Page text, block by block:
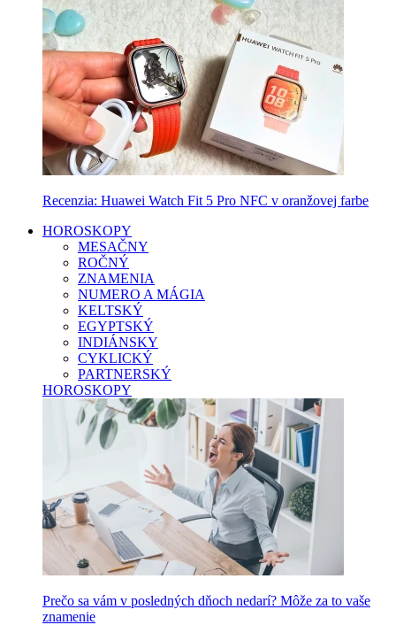
Recenzia: Huawei Watch Fit 5 Pro NFC v oranžovej farbe
HOROSKOPY
MESAČNY
ROČNÝ
ZNAMENIA
NUMERO A MÁGIA
KELTSKÝ
EGYPTSKÝ
INDIÁNSKY
CYKLICKÝ
PARTNERSKÝ
HOROSKOPY
Prečo sa vám v posledných dňoch nedarí? Môže za to vaše
znamenie